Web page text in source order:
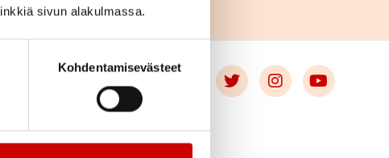
sivun alakulmassa.
Kohdentamisevästeet
Link to facebook
Link to twitter
Link to Link to